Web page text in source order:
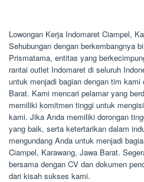
Lowongan Kerja Indomaret Ciampel,
Sehubungan dengan berkembangnya
Prismatama, entitas yang
rantai outlet Indomaret di seluruh
untuk menjadi bagian dengan tim
Barat. Kami mencari pelamar yang
memiliki komitmen tinggi untuk
kami. Jika Anda memiliki dorongan
yang baik, serta ketertarikan dalam
mengundang Anda untuk menjadi
Ciampel, Karawang, Jawa Barat.
bersama dengan CV dan dokumen
dari kisah sukses kami.